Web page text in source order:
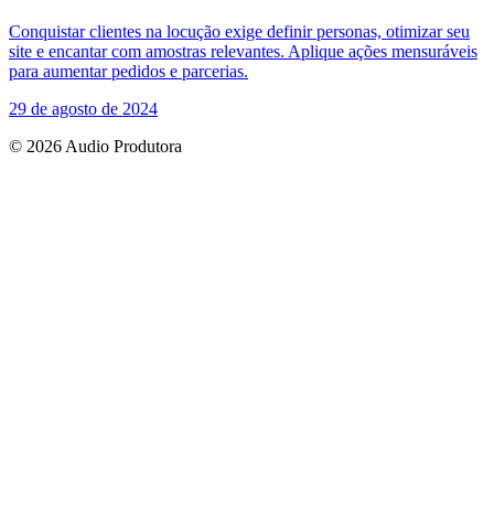
Conquistar clientes na locução exige definir personas, otimizar seu
site e encantar com amostras relevantes. Aplique ações mensuráveis
para aumentar pedidos e parcerias.
29 de agosto de 2024
© 2026 Audio Produtora